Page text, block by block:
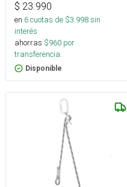
$ 23.990
en 6cuotas de $3.998sin
interés
ahorras $960 por
transferencia.
Disponible